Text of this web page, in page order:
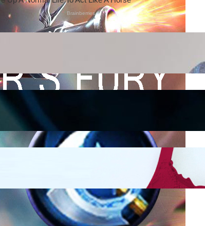
Wanita Pamer Pakaian
Kepribadian
Mengintip Kepribadian
Wanita Dari Warna Bra